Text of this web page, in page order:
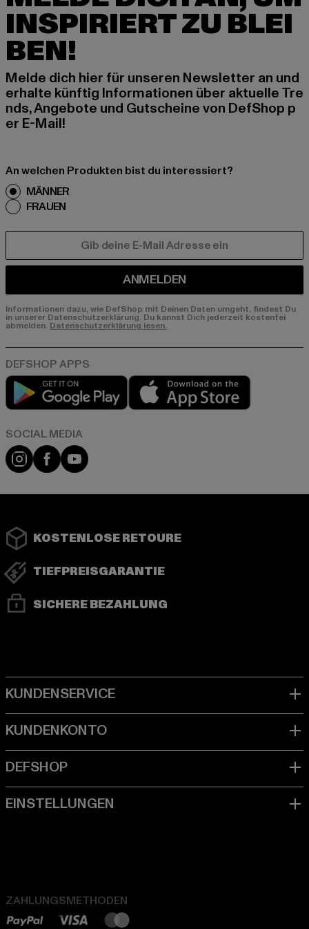
INSPIRIERT ZU BLEI
BEN!
Melde dich hier für unseren Newsletter an und
erhalte künftig Informationen über aktuelle Tre
nds, Angebote und Gutscheine von DefShop p
er E-Mail!
An welchen Produkten bist du interessiert?
MÄNNER
FRAUEN
ANMELDEN
Informationen dazu, wie DefShop mit Deinen Daten umgeht, findest Du
in unserer Datenschutzerklärung. Du kannst Dich jederzeit kostenfei
abmelden. Datenschutzerklärung lesen.
Play market
Instagram
FacebookYouTube
KOSTENLOSE RETOURE
TIEFPREISGARANTIE
SICHERE BEZAHLUNG
ZAHLUNGSMETHODEN